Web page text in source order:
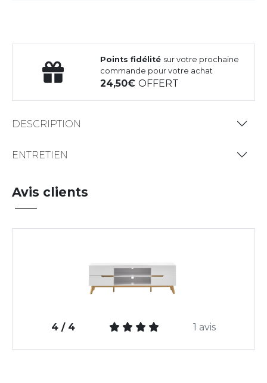
Points fidélité sur votre prochaine
commande pour votre achat
24,50OFFERT
DESCRIPTION
ENTRETIEN
Avis clients
4 / 4 1 avis